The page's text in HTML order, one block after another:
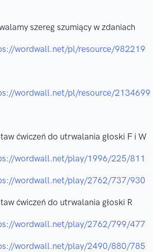
szereg szumiący w zdaniach
wordwall.net/pl/resource/982219
wordwall.net/pl/resource/2134699
ćwiczeń do utrwalania głoski F i W
wordwall.net/play/1996/225/811
wordwall.net/play/2762/737/930
ćwiczeń do utrwalania głoski R
wordwall.net/play/2762/799/477
wordwall.net/play/2490/880/785